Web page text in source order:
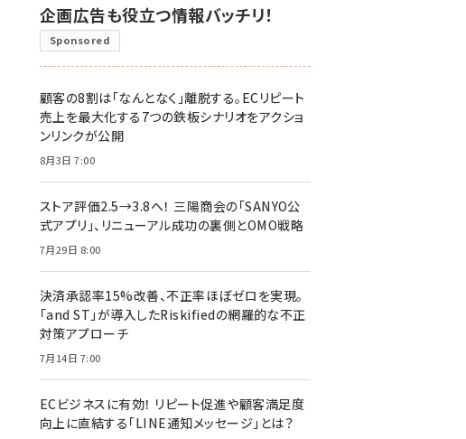
企画広告も役立つ情報バッチリ！
Sponsored
顧客の8割は「なんとなく」離脱する。ECリピート
売上を最大化する7つの鉄板シナリオをアクショ
ンリンクが公開
8月3日 7:00
ストア評価2.5→3.8へ！ 三陽商会の「SANYO公
式アプリ」、リニューアル成功の裏側とOMO戦略
7月29日 8:00
決済承認率15%改善、不正率ほぼゼロを実現。
「and ST」が導入したRiskifiedの網羅的な不正
対策アプローチ
7月14日 7:00
ECビジネスに有効！ リピート促進や顧客満足度
向上に直結する「LINE通知メッセージ」とは？